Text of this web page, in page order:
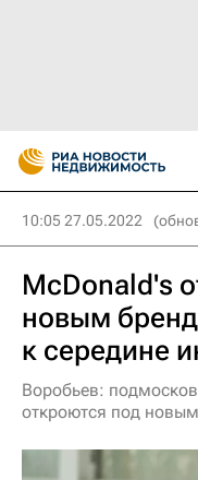
10:05 27.05.2022
McDonald's
новым
к середине
Воробьев:
откроются под